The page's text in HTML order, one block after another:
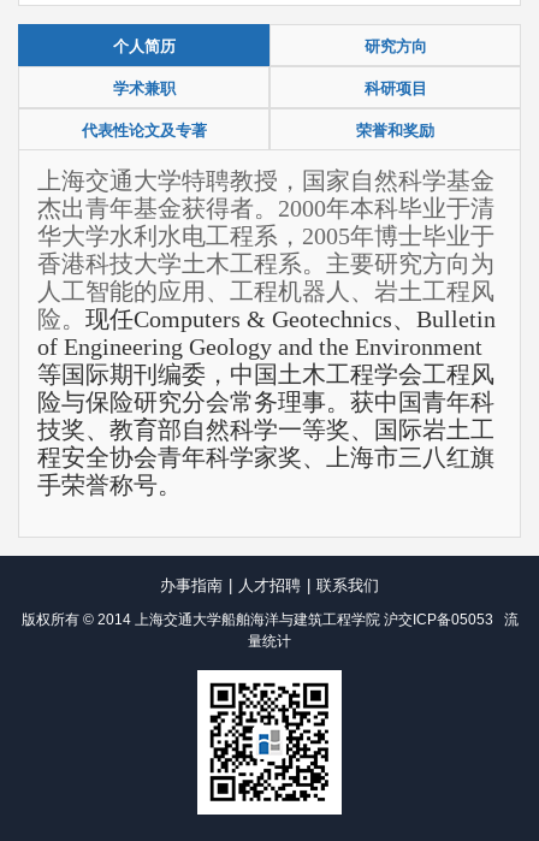
个人简历 研究方向
学术兼职 科研项目
代表性论文及专著 荣誉和奖励
上海交通大学特聘教授，国家自然科学基金
杰出青年基金获得者。2000年本科毕业于清
华大学水利水电工程系，2005年博士毕业于
香港科技大学土木工程系。主要研究方向为
人工智能的应用、工程机器人、岩土工程风
险。 现任Computers & Geotechnics、Bulletin
of Engineering Geology and the Environment
等国际期刊编委，中国土木工程学会工程风
险与保险研究分会常务理事。获中国青年科
技奖、教育部自然科学一等奖、国际岩土工
程安全协会青年科学家奖、上海市三八红旗
手荣誉称号。
办事指南 人才招聘 联系我们
版权所有 © 2014 上海交通大学船舶海洋与建筑工程学院 沪交ICP备05053
流
量统计